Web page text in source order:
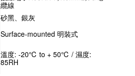
纜線
砂黑、銀灰
Surface-mounted 明裝式
溫度: -20℃ to + 50℃ / 濕度:
85RH